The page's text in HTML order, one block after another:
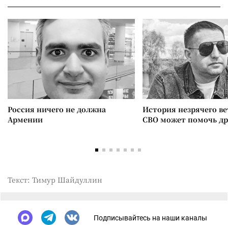
Россия ничего не должна
Армении
История незрячего
СВО может помочь
Текст: Тимур Шайдуллин
Подписывайтесь на наши каналы